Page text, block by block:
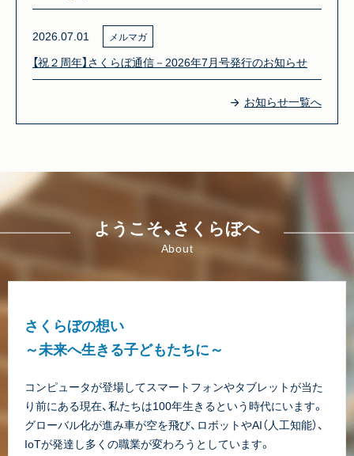
2026.07.01 メルマガ
【祝２周年】さくらぼ通信－2026年7月号発行のお知らせ
お知らせ一覧へ
ようこそ、さくらぼへ
About
さくらぼの想い
～未来へ生きる子どもたちに～
コンピュータが登場してスマートフォンやタブレットが当た
り前にある現在、私たちは100年生きるという時代にいます。
グローバル化が進み車が空を飛び、ロボットやAI（人工知能）、
IoTが発達し多くの職業が変わろうとしています。